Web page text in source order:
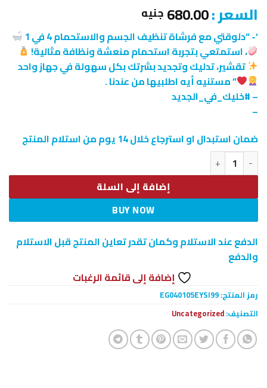
السعر :680.00 جنيه
‘- “دلوقتي مع فرشاة تنظيف الجسم والاستحمام 4 في 1
، استمتعي بتجربة استحمام منعشة ونظافة مثالية!
تقشير، تدليك وتجديد بشرتك بكل سهولة في جهاز واحد
” مستنيه أيه اطلبيها من عندنا .
– #خليك_في_الجديد
–
ضمان استبدال او استرجاع خلال 14 يوم من استلام المنتج
كمية • " فرشاة تنظيف الجسم و الاستحمام 4 في 1"
إضافة إلى السلة
BUY NOW
الدفع عند الاستلام وكمان تقدر تعاين المنتج قبل الاستلام
والدفع
إضافة إلى قائمة الرغبات
رمز المنتج:EG040105EYSI99
التصنيف:Uncategorized